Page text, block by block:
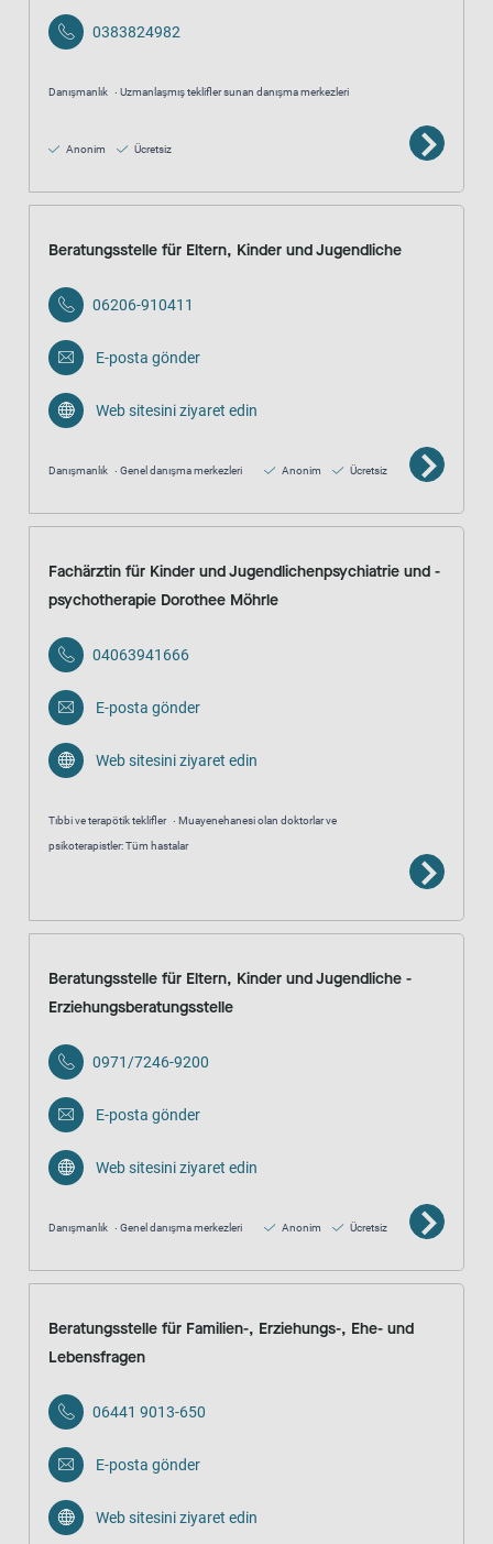
0383824982
Danışmanlık Uzmanlaşmış teklifler sunan danışma merkezleri
Anonim Ücretsiz
Beratungsstelle für Eltern, Kinder und Jugendliche
06206-910411
E-posta gönder
Web sitesini ziyaret edin
Danışmanlık Genel danışma merkezleri Anonim Ücretsiz
Fachärztin für Kinder und Jugendlichenpsychiatrie und -
psychotherapie Dorothee Möhrle
04063941666
E-posta gönder
Web sitesini ziyaret edin
Tıbbi ve terapötik teklifler
Muayenehanesi olan doktorlar ve
psikoterapistler: Tüm hastalar
Beratungsstelle für Eltern, Kinder und Jugendliche -
Erziehungsberatungsstelle
0971/7246-9200
E-posta gönder
Web sitesini ziyaret edin
Danışmanlık Genel danışma merkezleri Anonim Ücretsiz
Beratungsstelle für Familien-, Erziehungs-, Ehe- und
Lebensfragen
06441 9013-650
E-posta gönder
Web sitesini ziyaret edin